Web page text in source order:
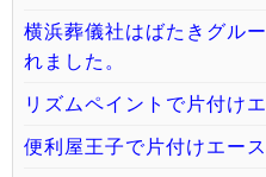
横浜葬儀社はばたきグル
れました。
リズムペイントで片付け
便利屋王子で片付けエー